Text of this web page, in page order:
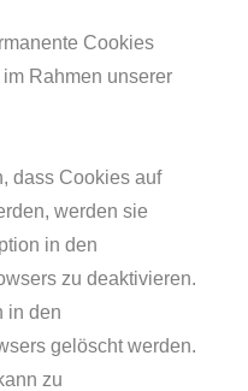
Cookies
Rahmen unserer
dass Cookies auf
werden sie
in den
zu deaktivieren.
in den
gelöscht werden.
zu